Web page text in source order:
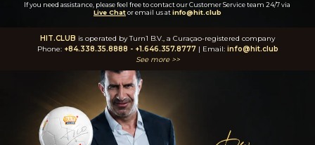
If you need assistance, please feel free to contact our Customer Service team 24/7via
Live Chator email us atinfo@hit.club
HIT.CLUB is operated by Turn1 B.V., a Curaçao-registered company
Phone: +84.338.35.8888 - +1.646.357.8777| Email: info@hit.club
See more >>